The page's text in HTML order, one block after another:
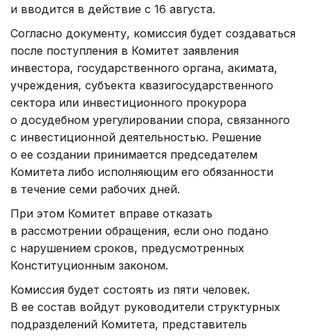
и вводится в действие с 16 августа.
Согласно документу, комиссия будет создаваться
после поступления в Комитет заявления
инвестора, государственного органа, акимата,
учреждения, субъекта квазигосударственного
сектора или инвестиционного прокурора
о досудебном урегулировании спора, связанного
с инвестиционной деятельностью. Решение
о ее создании принимается председателем
Комитета либо исполняющим его обязанности
в течение семи рабочих дней.
При этом Комитет вправе отказать
в рассмотрении обращения, если оно подано
с нарушением сроков, предусмотренных
Конституционным законом.
Комиссия будет состоять из пяти человек.
В ее состав войдут руководители структурных
подразделений Комитета, представитель